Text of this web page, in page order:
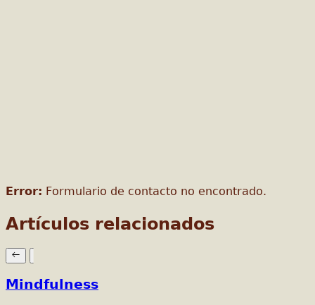
Error: Formulario de contacto no encontrado.
Artículos relacionados
Mindfulness